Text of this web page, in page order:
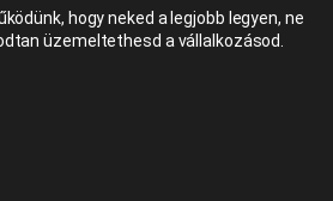
hogy neked a legjobb legyen, ne
üzemeltethesd a vállalkozásod.